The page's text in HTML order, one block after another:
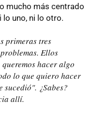
mucho más centrado
lo uno, ni lo otro.
primeras tres
Ellos
hacer algo
lo que quiero hacer
¿Sabes?
allí.